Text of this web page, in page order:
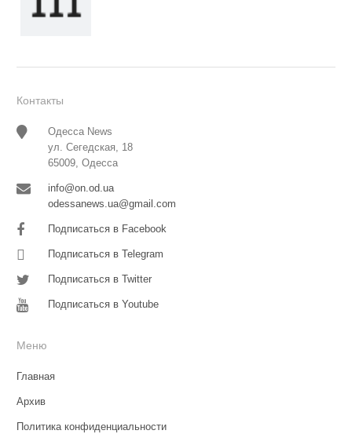
Контакты
Одесса News
ул. Сегедская, 18
65009, Одесса
info@on.od.ua
odessanews.ua@gmail.com
Подписаться в Facebook
Подписаться в Telegram
Подписаться в Twitter
Подписаться в Youtube
Меню
Главная
Архив
Политика конфиденциальности